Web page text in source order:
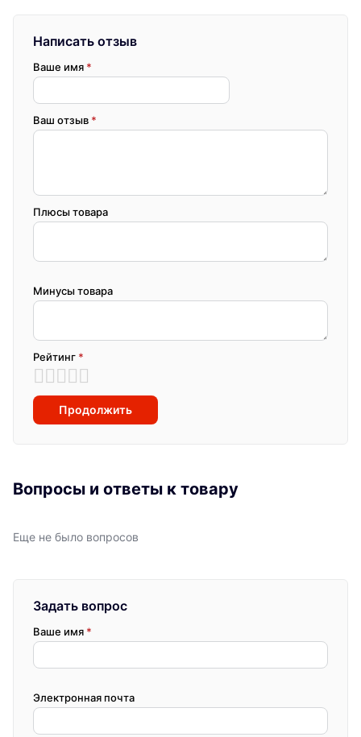
Написать отзыв
Ваше имя *
Ваш отзыв *
Плюсы товара
Минусы товара
Рейтинг *
Продолжить
Вопросы и ответы к товару
Еще не было вопросов
Задать вопрос
Ваше имя *
Электронная почта